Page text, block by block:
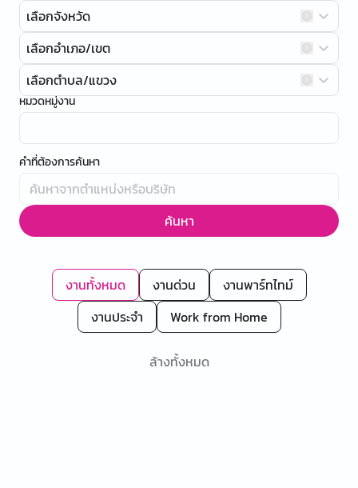
เลือกจังหวัด
เลือกอำเภอ/เขต
เลือกตำบล/แขวง
หมวดหมู่งาน
คำที่ต้องการค้นหา
ค้นหา
งานทั้งหมด งานด่วน
งานพาร์ทไทม์
งานประจำ
Work from Home
ล้างทั้งหมด